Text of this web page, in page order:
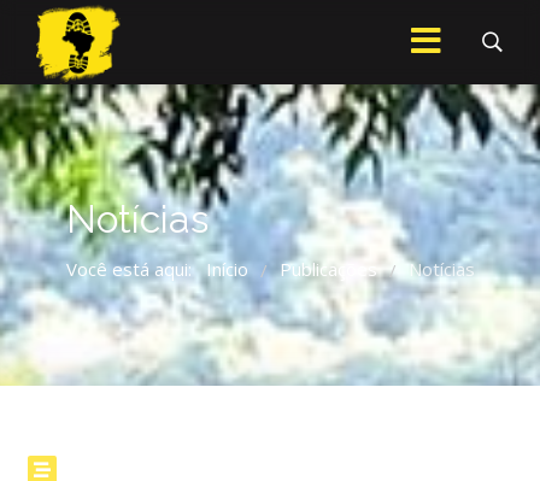
Notícias
Você está aqui: Início / Publicações / Notícias